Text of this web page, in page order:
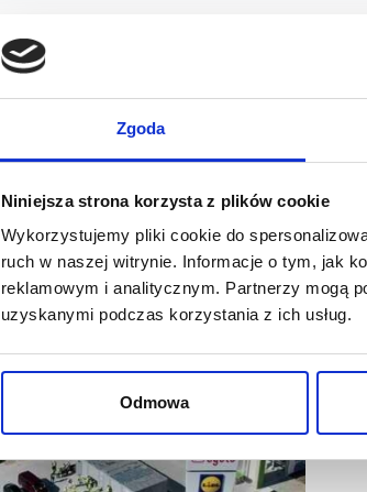
Zgoda
Niniejsza strona korzysta z plików cookie
Wykorzystujemy pliki cookie do
ruch w naszej witrynie. Informacje o tym, jak
reklamowym i analitycznym. Partnerzy mogą
uzyskanymi podczas korzystania z ich usług.
Odmowa
OTO